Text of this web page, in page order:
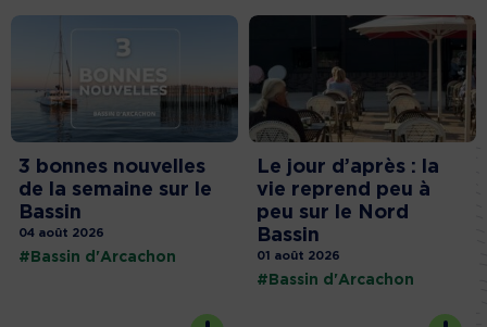
3 bonnes nouvelles
de la semaine sur le
Bassin
04 août 2026
#Bassin d'Arcachon
Le jour d’après : la
vie reprend peu à
peu sur le Nord
Bassin
01 août 2026
#Bassin d'Arcachon